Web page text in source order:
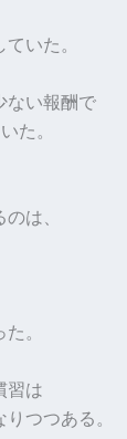
いた。
ない報酬で
た。
は、
。
習は
つつある。